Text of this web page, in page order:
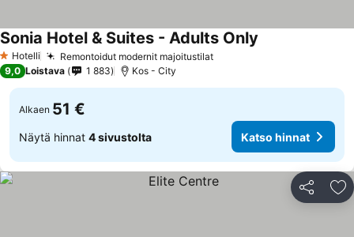
1 Tähtiluokitus
Hotelli Remontoidut modernit majoitustilat
Sonia Hotel & Suites - Adults Only
9,0 Loistava 1 883 Kos - City
Alkaen 51 €
Näytä hinnat 4 sivustolta Katso hinnat
Jaa